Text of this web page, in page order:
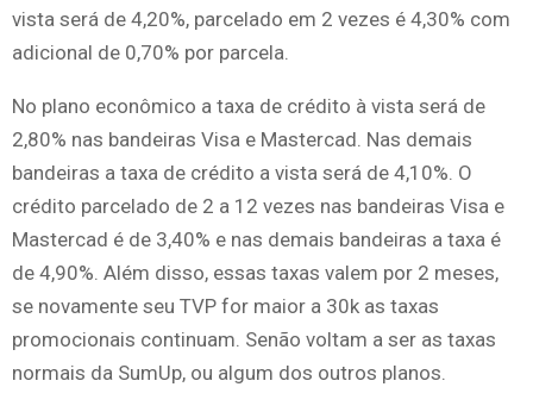
vista será de 4,20%, parcelado em 2 vezes é 4,30% com
adicional de 0,70% por parcela.
No plano econômico a taxa de crédito à vista será de
2,80% nas bandeiras Visa e Mastercad. Nas demais
bandeiras a taxa de crédito a vista será de 4,10%. O
crédito parcelado de 2 a 12 vezes nas bandeiras Visa e
Mastercad é de 3,40% e nas demais bandeiras a taxa é
de 4,90%. Além disso, essas taxas valem por 2 meses,
se novamente seu TVP for maior a 30k as taxas
promocionais continuam. Senão voltam a ser as taxas
normais da SumUp, ou algum dos outros planos.